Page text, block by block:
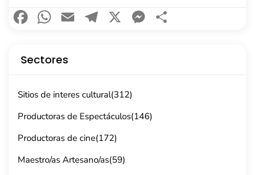
Facebook
WhatsApp
EmailTelegram
X Messenger
Sectores
Sitios de interes cultural(312)
Productoras de Espectáculos(146)
Productoras de cine(172)
Maestro/as Artesano/as(59)